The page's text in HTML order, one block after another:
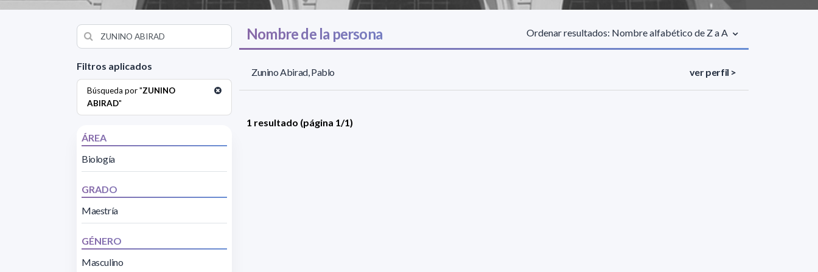
Filtros aplicados
Búsqueda por "ZUNINO
ABIRAD"
ÁREA
Biología
GRADO
Maestría
GÉNERO
Masculino
Nombre de la persona Ordenar resultados: Nombre alfabético de Z a A
Zunino Abirad, Pablo ver perfil >
1 resultado (página 1/1)